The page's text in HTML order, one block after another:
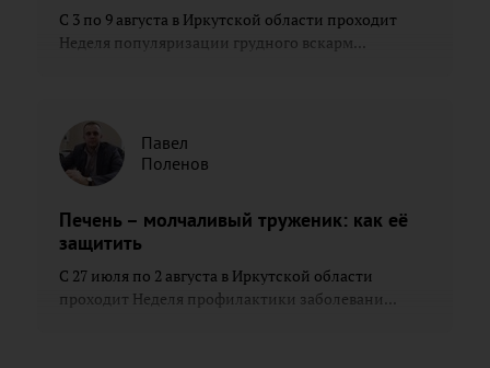
С 3 по 9 августа в Иркутской области проходит
Неделя популяризации грудного вскарм...
Павел
Поленов
Печень – молчаливый труженик: как её
защитить
С 27 июля по 2 августа в Иркутской области
проходит Неделя профилактики заболевани...